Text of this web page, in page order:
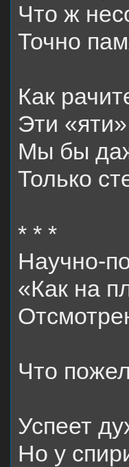
Что ж
Точно
Как
Эти
Мы бы
Только
* * *
Научно-
«Как на
Что
Успеет
Но у